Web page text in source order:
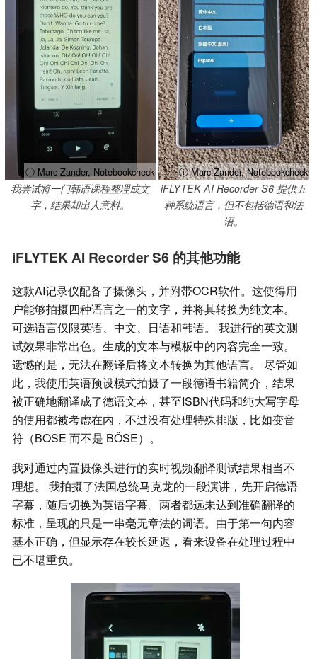
ⓘ Marc Zander, Notebookcheck
我尝试将一门韩语课程整理成文
字，结果却出人意料。
ⓘ Marc Zander, Notebookcheck
iFLYTEK AI Recorder S6 提供五
种系统语言，但不包括德语和法
语。
iFLYTEK AI Recorder S6 的其他功能
这款AI记录仪配备了摄像头，并附带OCR软件。这使得用
户能够拍摄四种语言之一的文字，并将其转换为纯文本。
可选语言仅限英语、中文、日语和韩语。 我进行的英文测
试效果非常出色。生成的文本与模板中的内容完全一致。
遗憾的是，无法在翻译后将文本转换为其他语言。 尽管如
此，我使用英语预设模式拍摄了一段德语书籍简介，结果
被正确地翻译成了德语文本，甚至ISBN代码和纯大写字母
的使用都被考虑在内，不过没有处理特殊排版，比如变音
符（BOSE 而不是 BÖSE）。
我对通过内置摄像头进行的实时视频翻译测试结果相当不
理想。 我拍摄了法国总统马克龙的一段演讲，先开启德语
字幕，随后切换为英语字幕。两者都远未达到准确翻译的
标准，呈现的只是一串毫无章法的词语。由于第一句内容
基本正确，但显示存在较长延迟，看来设备在处理过程中
已不堪重负。